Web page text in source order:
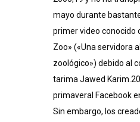
mayo durante
primer video conocido
Zoo» («Una servidora
zoológico») debido al
tarima Jawed
primaveral Facebook
Sin embargo, los